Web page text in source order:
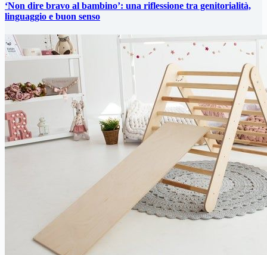
‘Non dire bravo al bambino’: una riflessione tra genitorialità,
linguaggio e buon senso